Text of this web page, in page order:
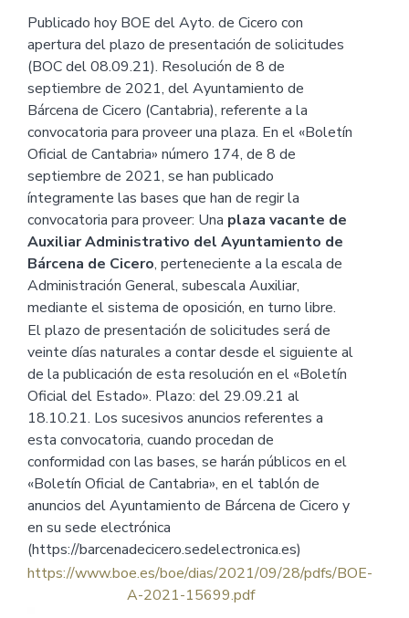
Publicado hoy BOE del Ayto. de Cicero con
apertura del plazo de presentación de solicitudes
(BOC del 08.09.21). Resolución de 8 de
septiembre de 2021, del Ayuntamiento de
Bárcena de Cicero (Cantabria), referente a la
convocatoria para proveer una plaza. En el «Boletín
Oficial de Cantabria» número 174, de 8 de
septiembre de 2021, se han publicado
íntegramente las bases que han de regir la
convocatoria para proveer: Una plaza vacante de
Auxiliar Administrativo del Ayuntamiento de
Bárcena de Cicero, perteneciente a la escala de
Administración General, subescala Auxiliar,
mediante el sistema de oposición, en turno libre.
El plazo de presentación de solicitudes será de
veinte días naturales a contar desde el siguiente al
de la publicación de esta resolución en el «Boletín
Oficial del Estado». Plazo: del 29.09.21 al
18.10.21. Los sucesivos anuncios referentes a
esta convocatoria, cuando procedan de
conformidad con las bases, se harán públicos en el
«Boletín Oficial de Cantabria», en el tablón de
anuncios del Ayuntamiento de Bárcena de Cicero y
en su sede electrónica
(https://barcenadecicero.sedelectronica.es)
https://www.boe.es/boe/dias/2021/09/28/pdfs/BOE-
A-2021-15699.pdf